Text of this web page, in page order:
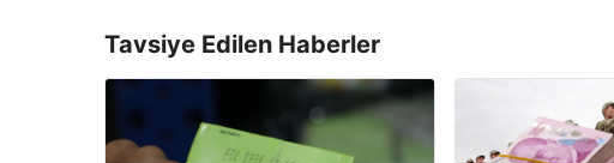
Tavsiye Edilen Haberler